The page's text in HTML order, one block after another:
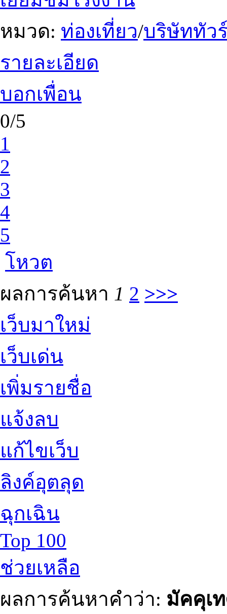
หมวด: ท่องเที่ยว/บริษัททัว
รายละเอียด
บอกเพื่อน
0/5
1
2
3
4
5
โหวต
ผลการค้นหา 1 2 >>>
เว็บมาใหม่
เว็บเด่น
เพิ่มรายชื่อ
แจ้งลบ
แก้ไขเว็บ
ลิงค์อุตลุด
ฉุกเฉิน
Top 100
ช่วยเหลือ
ผลการค้นหาคำว่า: มัคคุเ